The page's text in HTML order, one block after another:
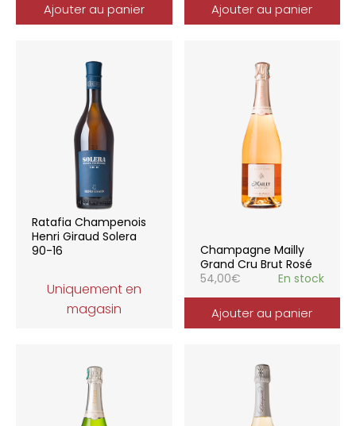
Ajouter au panier Ajouter au panier
Ratafia Champenois
Henri Giraud Solera
90-16
Uniquement en
magasin
Champagne Mailly
Grand Cru Brut Rosé
54,00€ En stock
Ajouter au panier